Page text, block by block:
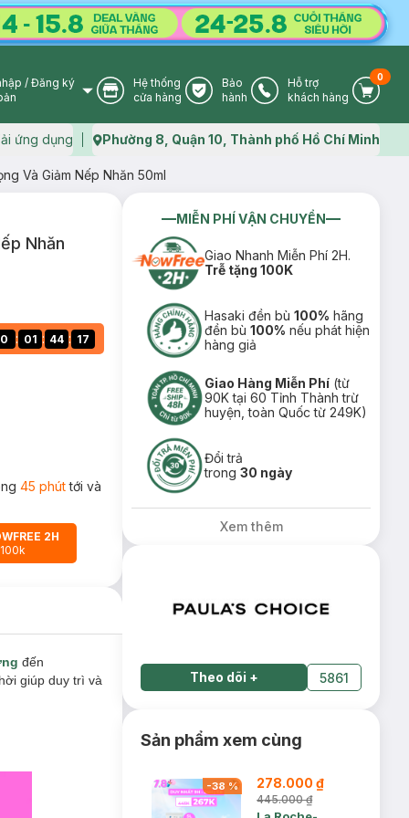
User Icon
/ Đăng ký
Store Icon
Hệ thống
cửa hàng
Warranty Icon
Bảo
hành
Phone Icon
Hỗ trợ
khách hàng
Cart
0
ứng dụng Map icon
Phường 8, Quận 10, Thành phố Hồ Chí Minh
Và Giảm Nếp Nhăn 50ml
Nhăn
0 : 01 : 44 : 16
45 phúttới và
2H
đến
giúp duy trì và
MIỄN PHÍ VẬN CHUYỂN
Giao Nhanh Miễn Phí 2H.
Trễ tặng 100K
Hasaki đền bù100% hãng
đền bù100% nếu phát hiện
hàng giả
Giao Hàng Miễn Phí (từ
90K tại 60 Tỉnh Thành trừ
huyện, toàn Quốc từ 249K)
Đổi trả
trong30 ngày
Xem thêm
Theo dõi + 5861
Sản phẩm xem cùng
-38 % 278.000 ₫
445.000 ₫